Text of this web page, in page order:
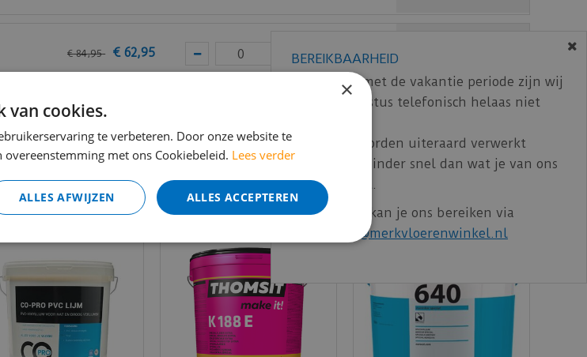
€ 84,95 € 62,95
€ 10,60
BEREIKBAARHEID
In verband met de vakantie periode zijn wij
t/m 14 augustus telefonisch helaas niet
Bestelling worden uiteraard verwerkt
echter iets minder snel dan wat je van ons
gewend bent.
Voor vragen kan je ons bereiken via
info@merkvloerenwinkel.nl
×
van cookies.
te verbeteren. Door onze website te
met ons Cookiebeleid. Lees verder
ALLES ACCEPTEREN
ALLES AFWIJZEN